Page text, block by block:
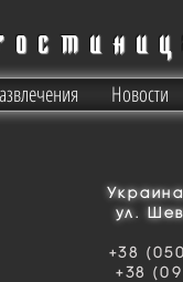
Новости
ул.
+38
+38